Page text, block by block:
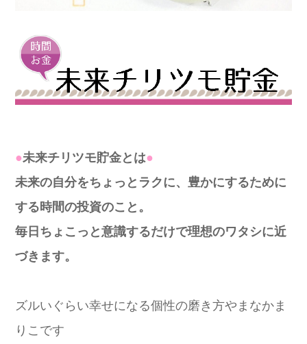
●未来チリツモ貯金とは●
未来の自分をちょっとラクに、豊かにするために
する時間の投資のこと。
毎日ちょこっと意識するだけで理想のワタシに近
づきます。
ズルいぐらい幸せになる個性の磨き方やまなかま
りこです